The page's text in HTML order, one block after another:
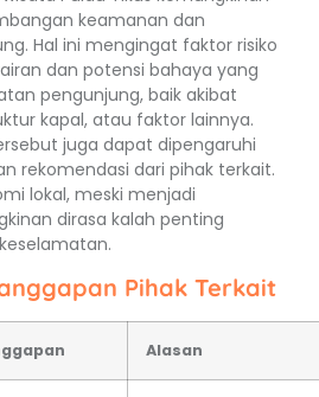
keamanan dan
Hal ini mengingat faktor risiko
dan potensi bahaya yang
pengunjung, baik akibat
kapal, atau faktor lainnya.
juga dapat dipengaruhi
rekomendasi dari pihak terkait.
lokal, meski menjadi
dirasa kalah penting
Pihak Terkait
Alasan